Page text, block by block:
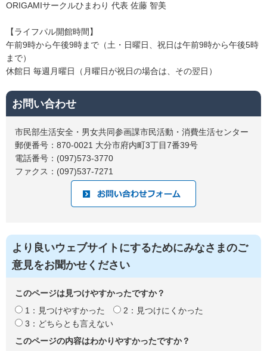
ORIGAMIサークルひまわり 代表 佐藤 智美
【ライフパル開館時間】
午前9時から午後9時まで（土・日曜日、祝日は午前9時から午後5時
まで）
休館日 毎週月曜日（月曜日が祝日の場合は、その翌日）
お問い合わせ
市民部生活安全・男女共同参画課市民活動・消費生活センター
郵便番号：870-0021 大分市府内町3丁目7番39号
電話番号：(097)573-3770
ファクス：(097)537-7271
より良いウェブサイトにするためにみなさまのご
意見をお聞かせください
このページは見つけやすかったですか？
1：見つけやすかった
2：見つけにくかった
3：どちらとも言えない
このページの内容はわかりやすかったですか？